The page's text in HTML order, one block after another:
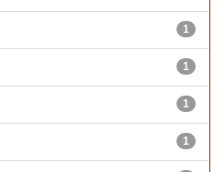
1
1
1
1